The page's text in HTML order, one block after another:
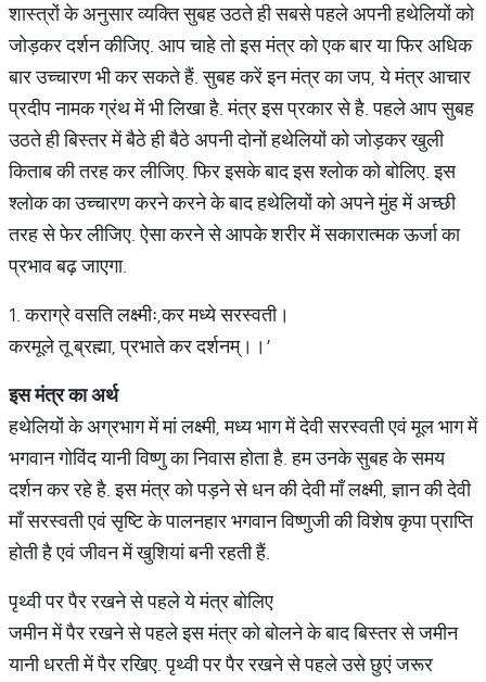
शास्त्रों के अनुसार व्यक्ति सुबह उठते ही सबसे पहले अपनी हथेलियों को
जोड़कर दर्शन कीजिए. आप चाहे तो इस मंत्र को एक बार या फिर अधिक
बार उच्चारण भी कर सकते हैं. सुबह करें इन मंत्र का जप, ये मंत्र आचार
प्रदीप नामक ग्रंथ में भी लिखा है. मंत्र इस प्रकार से है. पहले आप सुबह
उठते ही बिस्तर में बैठे ही बैठे अपनी दोनों हथेलियों को जोड़कर खुली
किताब की तरह कर लीजिए. फिर इसके बाद इस श्लोक को बोलिए. इस
श्लोक का उच्चारण करने करने के बाद हथेलियों को अपने मुंह में अच्छी
तरह से फेर लीजिए. ऐसा करने से आपके शरीर में सकारात्मक ऊर्जा का
प्रभाव बढ़ जाएगा.
1. कराग्रे वसति लक्ष्मीः,कर मध्ये सरस्वती।
करमूले तू ब्रह्मा, प्रभाते कर दर्शनम्।।’
इसमंत्रकाअर्थ
हथेलियों के अग्रभाग में मां लक्ष्मी, मध्य भाग में देवी सरस्वती एवं मूल भाग में
भगवान गोविंद यानी विष्णु का निवास होता है. हम उनके सुबह के समय
दर्शन कर रहे है. इस मंत्र को पड़ने से धन की देवी माँ लक्ष्मी, ज्ञान की देवी
माँ सरस्वती एवं सृष्टि के पालनहार भगवान विष्णुजी की विशेष कृपा प्राप्ति
होती है एवं जीवन में खुशियां बनी रहती हैं.
पृथ्वी पर पैर रखने से पहले ये मंत्र बोलिए
जमीन में पैर रखने से पहले इस मंत्र को बोलने के बाद बिस्तर से जमीन
यानी धरती में पैर रखिए. पृथ्वी पर पैर रखने से पहले उसे छुएं जरूर